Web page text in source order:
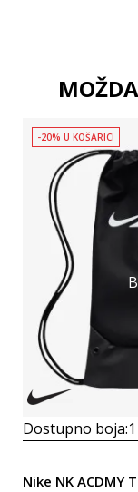
-20% U KOŠARICI
Dostupno boja:1
Nike NK ACDMY